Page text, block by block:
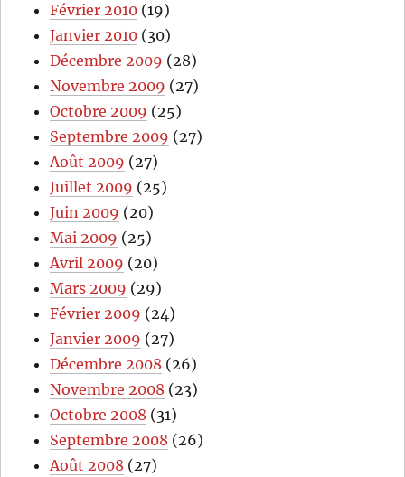
Février 2010 (19)
Janvier 2010 (30)
Décembre 2009 (28)
Novembre 2009 (27)
Octobre 2009 (25)
Septembre 2009 (27)
Août 2009 (27)
Juillet 2009 (25)
Juin 2009 (20)
Mai 2009 (25)
Avril 2009 (20)
Mars 2009 (29)
Février 2009 (24)
Janvier 2009 (27)
Décembre 2008 (26)
Novembre 2008 (23)
Octobre 2008 (31)
Septembre 2008 (26)
Août 2008 (27)